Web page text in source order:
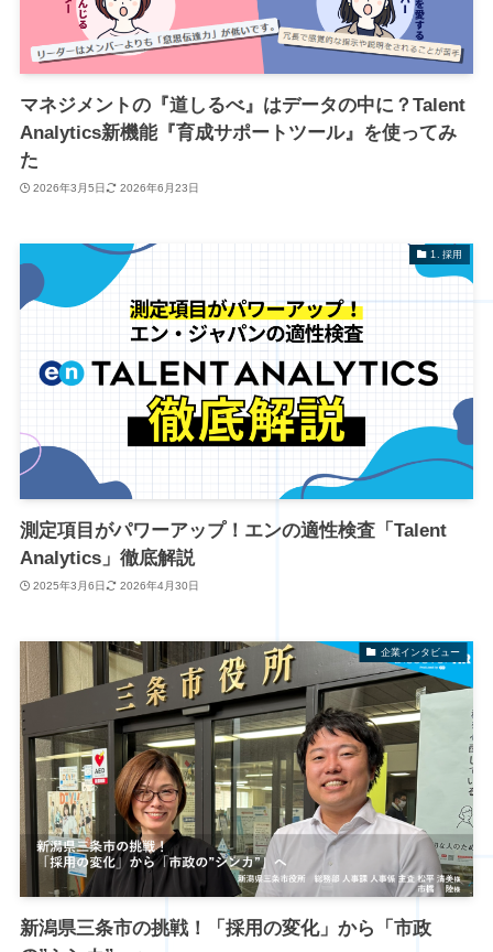
マネジメントの『道しるべ』はデータの中に？Talent
Analytics新機能『育成サポートツール』を使ってみ
た
2026年3月5日 2026年6月23日
1. 採用
測定項目がパワーアップ！エンの適性検査「Talent
Analytics」徹底解説
2025年3月6日 2026年4月30日
企業インタビュー
新潟県三条市の挑戦！「採用の変化」から「市政